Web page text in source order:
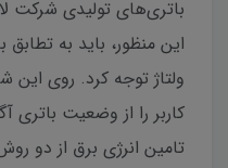
باتری‌های تولیدی شرکت
این منظور، باید به تطابق
کاربر را از وضعیت باتری
تامین انرژی برق از دو